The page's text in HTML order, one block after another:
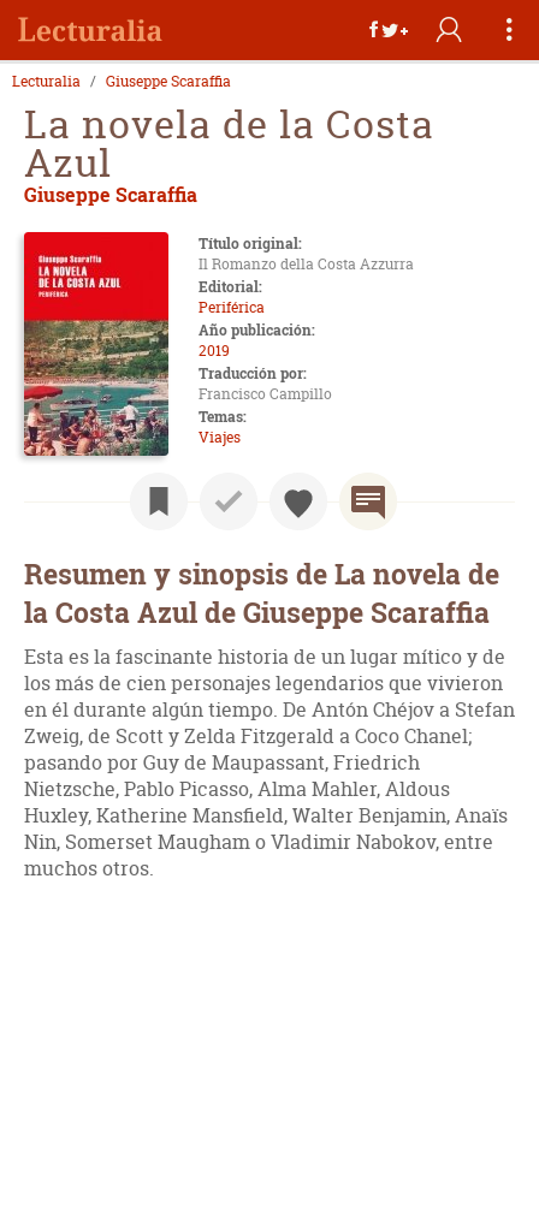
Lecturalia Giuseppe Scaraffia
La novela de la Costa
Azul
Giuseppe Scaraffia
Título original:
Il Romanzo della Costa Azzurra
Editorial:
Periférica
Año publicación:
2019
Traducción por:
Francisco Campillo
Temas:
Viajes
Resumen y sinopsis de La novela de
la Costa Azul de Giuseppe Scaraffia
Esta es la fascinante historia de un lugar mítico y de
los más de cien personajes legendarios que vivieron
en él durante algún tiempo. De Antón Chéjov a Stefan
Zweig, de Scott y Zelda Fitzgerald a Coco Chanel;
pasando por Guy de Maupassant, Friedrich
Nietzsche, Pablo Picasso, Alma Mahler, Aldous
Huxley, Katherine Mansfield, Walter Benjamin, Anaïs
Nin, Somerset Maugham o Vladimir Nabokov, entre
muchos otros.